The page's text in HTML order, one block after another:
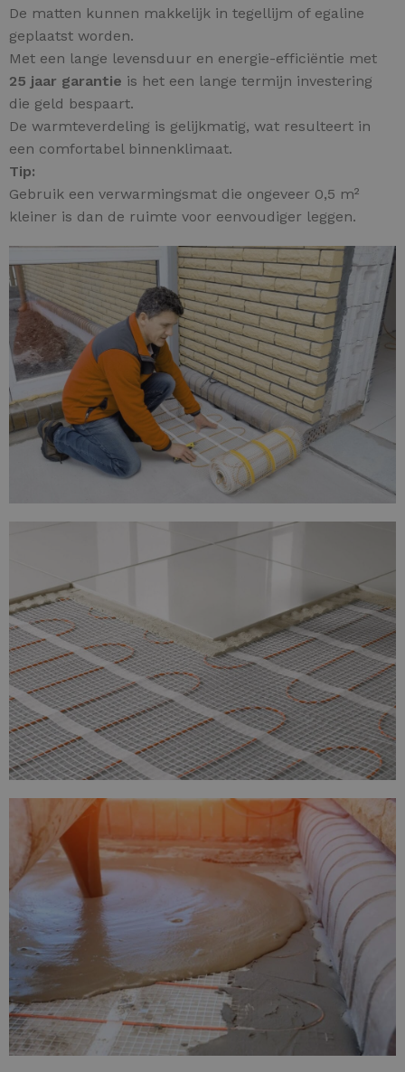
De matten kunnen makkelijk in tegellijm of egaline
geplaatst worden.
Met een lange levensduur en energie-efficiëntie met
25 jaar garantie is het een lange termijn investering
die geld bespaart.
De warmteverdeling is gelijkmatig, wat resulteert in
een comfortabel binnenklimaat.
Tip:
Gebruik een verwarmingsmat die ongeveer 0,5 m²
kleiner is dan de ruimte voor eenvoudiger leggen.